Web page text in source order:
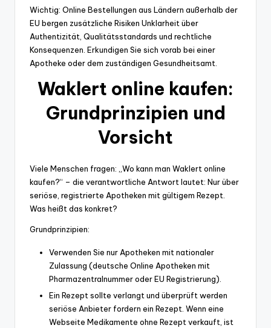
Wichtig: Online Bestellungen aus Ländern außerhalb der
EU bergen zusätzliche Risiken Unklarheit über
Authentizität, Qualitätsstandards und rechtliche
Konsequenzen. Erkundigen Sie sich vorab bei einer
Apotheke oder dem zuständigen Gesundheitsamt.
Waklert online kaufen:
Grundprinzipien und
Vorsicht
Viele Menschen fragen: „Wo kann man Waklert online
kaufen?“ – die verantwortliche Antwort lautet: Nur über
seriöse, registrierte Apotheken mit gültigem Rezept.
Was heißt das konkret?
Grundprinzipien:
Verwenden Sie nur Apotheken mit nationaler
Zulassung (deutsche Online Apotheken mit
Pharmazentralnummer oder EU Registrierung).
Ein Rezept sollte verlangt und überprüft werden
seriöse Anbieter fordern ein Rezept. Wenn eine
Webseite Medikamente ohne Rezept verkauft, ist